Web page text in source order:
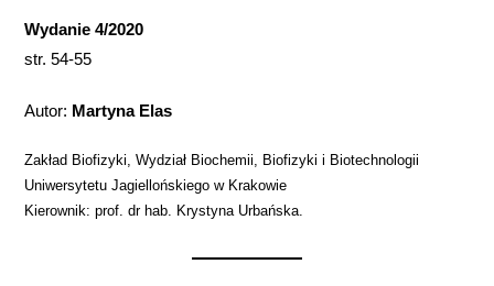
Wydanie 4/2020
str. 54-55
Autor: Martyna Elas
Zakład Biofizyki, Wydział Biochemii, Biofizyki i Biotechnologii
Uniwersytetu Jagiellońskiego w Krakowie
Kierownik: prof. dr hab. Krystyna Urbańska.